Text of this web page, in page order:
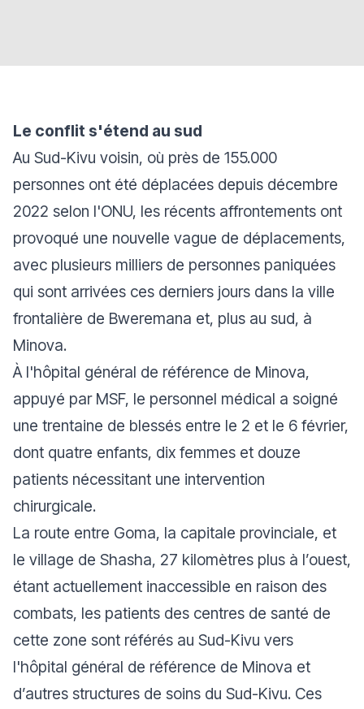
Le conflit s'étend au sud
Au Sud-Kivu voisin, où près de 155.000
personnes ont été déplacées depuis décembre
2022 selon l'ONU, les récents affrontements ont
provoqué une nouvelle vague de déplacements,
avec plusieurs milliers de personnes paniquées
qui sont arrivées ces derniers jours dans la ville
frontalière de Bweremana et, plus au sud, à
Minova.
À l'hôpital général de référence de Minova,
appuyé par MSF, le personnel médical a soigné
une trentaine de blessés entre le 2 et le 6 février,
dont quatre enfants, dix femmes et douze
patients nécessitant une intervention
chirurgicale.
La route entre Goma, la capitale provinciale, et
le village de Shasha, 27 kilomètres plus à l’ouest,
étant actuellement inaccessible en raison des
combats, les patients des centres de santé de
cette zone sont référés au Sud-Kivu vers
l'hôpital général de référence de Minova et
d’autres structures de soins du Sud-Kivu. Ces